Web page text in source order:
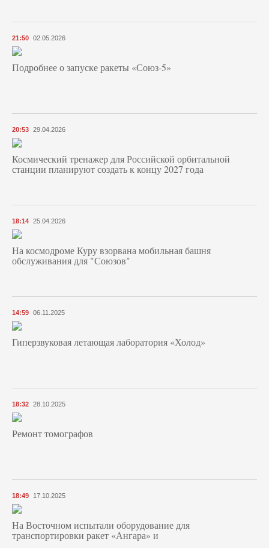
21:50 02.05.2026
Подробнее о запуске ракеты «Союз‑5»
20:53 29.04.2026
Космический тренажер для Российской орбитальной
станции планируют создать к концу 2027 года
18:14 25.04.2026
На космодроме Куру взорвана мобильная башня
обслуживания для "Союзов"
14:59 06.11.2025
Гиперзвуковая летающая лаборатория «Холод»
18:32 28.10.2025
Ремонт томографов
18:49 17.10.2025
На Восточном испытали оборудование для
транспортировки ракет «Ангара» и